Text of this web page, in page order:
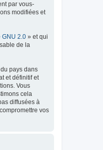
par vous-
modifiées et
GNU 2.0 » et qui
de la
pays dans
et définitif et
Vous
cela
diffusées à
vos